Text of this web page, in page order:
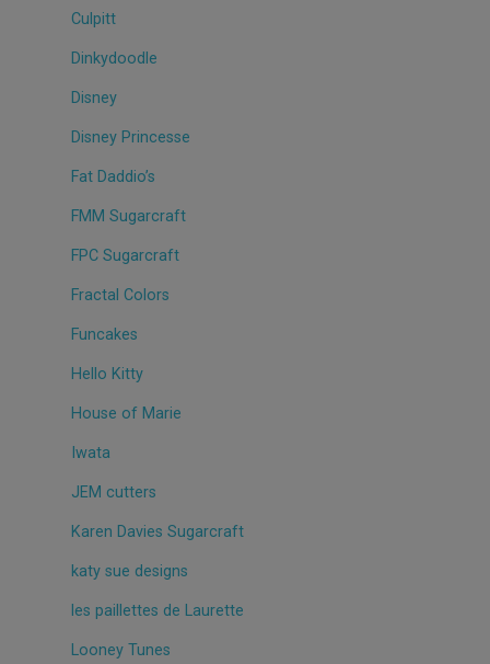
Culpitt
Dinkydoodle
Disney
Disney Princesse
Fat Daddio’s
FMM Sugarcraft
FPC Sugarcraft
Fractal Colors
Funcakes
Hello Kitty
House of Marie
Iwata
JEM cutters
Karen Davies Sugarcraft
katy sue designs
les paillettes de Laurette
Looney Tunes